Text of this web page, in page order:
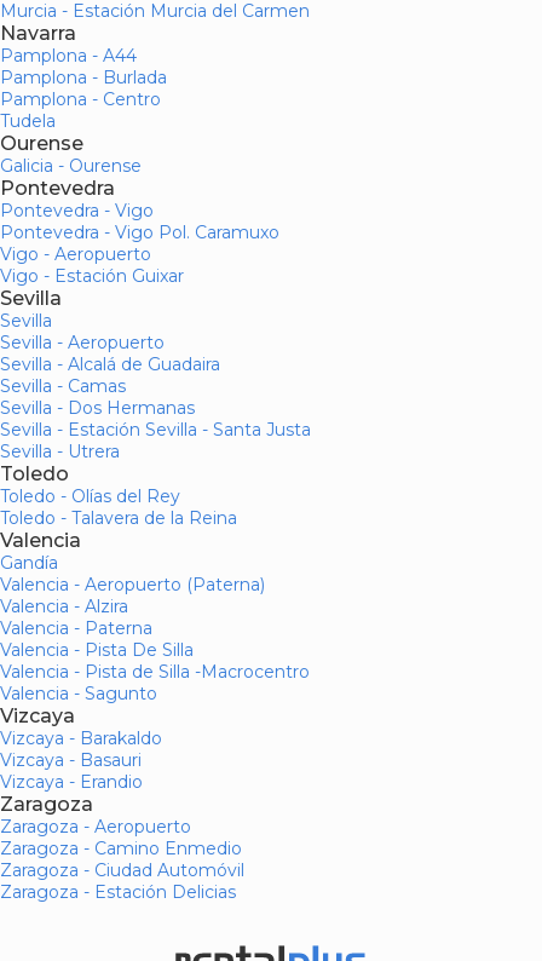
Murcia - Estación Murcia del Carmen
Navarra
Pamplona - A44
Pamplona - Burlada
Pamplona - Centro
Tudela
Ourense
Galicia - Ourense
Pontevedra
Pontevedra - Vigo
Pontevedra - Vigo Pol. Caramuxo
Vigo - Aeropuerto
Vigo - Estación Guixar
Sevilla
Sevilla
Sevilla - Aeropuerto
Sevilla - Alcalá de Guadaira
Sevilla - Camas
Sevilla - Dos Hermanas
Sevilla - Estación Sevilla - Santa Justa
Sevilla - Utrera
Toledo
Toledo - Olías del Rey
Toledo - Talavera de la Reina
Valencia
Gandía
Valencia - Aeropuerto (Paterna)
Valencia - Alzira
Valencia - Paterna
Valencia - Pista De Silla
Valencia - Pista de Silla -Macrocentro
Valencia - Sagunto
Vizcaya
Vizcaya - Barakaldo
Vizcaya - Basauri
Vizcaya - Erandio
Zaragoza
Zaragoza - Aeropuerto
Zaragoza - Camino Enmedio
Zaragoza - Ciudad Automóvil
Zaragoza - Estación Delicias